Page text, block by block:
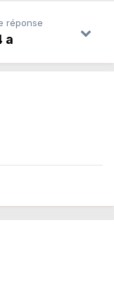
réponse
a